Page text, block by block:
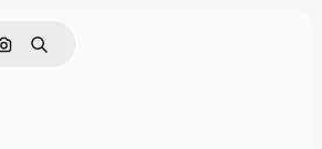
Поиск по изображению
Поиск